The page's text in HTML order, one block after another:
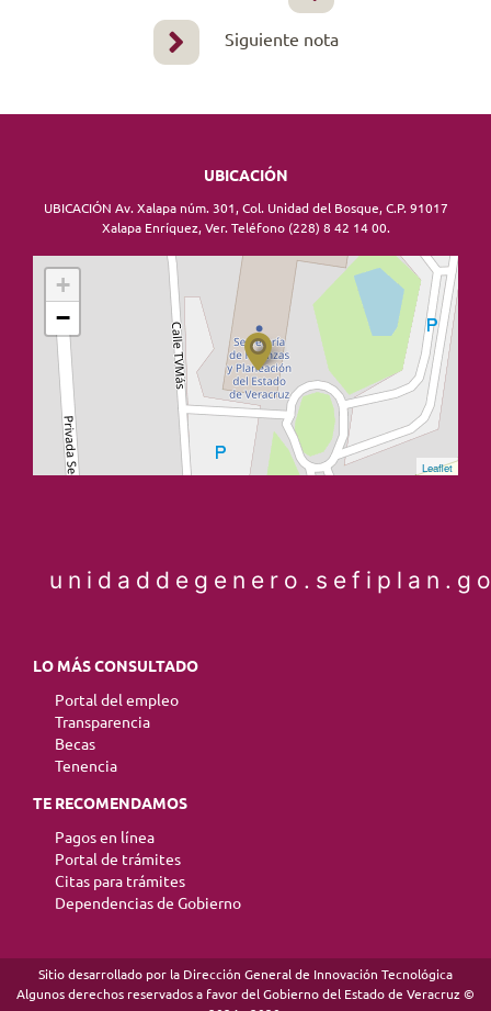
Siguiente nota
UBICACIÓN
UBICACIÓN Av. Xalapa núm. 301, Col. Unidad del Bosque, C.P. 91017
Xalapa Enríquez, Ver. Teléfono (228) 8 42 14 00.
+
−
Leaflet
LO MÁS CONSULTADO
Portal del empleo
Transparencia
Becas
Tenencia
TE RECOMENDAMOS
Pagos en línea
Portal de trámites
Citas para trámites
Dependencias de Gobierno
Sitio desarrollado por la Dirección General de Innovación Tecnológica
Algunos derechos reservados a favor del Gobierno del Estado de Veracruz ©